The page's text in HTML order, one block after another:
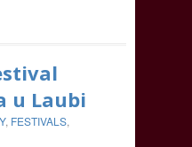
u Laubi
, FESTIVALS,